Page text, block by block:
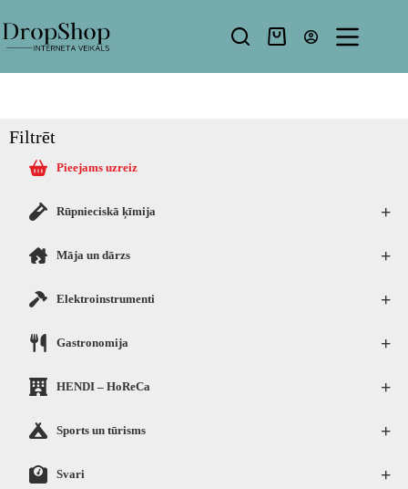
Filtrēt
Pieejams uzreiz
+
Rūpnieciskā ķīmija
+
Māja un dārzs
+
Elektroinstrumenti
+
Gastronomija
+
HENDI – HoReCa
+
Sports un tūrisms
+
Svari